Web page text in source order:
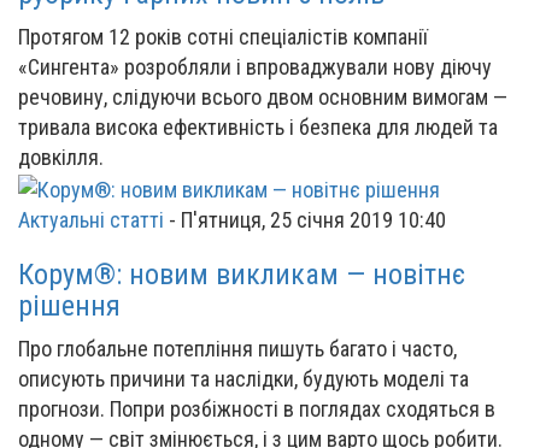
Протягом 12 років сотні спеціалістів компанії
«Сингента» розробляли і впроваджували нову діючу
речовину, слідуючи всього двом основним вимогам —
тривала висока ефективність і безпека для людей та
довкілля.
Актуальні статті - П'ятниця, 25 січня 2019 10:40
Корум®: новим викликам — новітнє
рішення
Про глобальне потепління пишуть багато і часто,
описують причини та наслідки, будують моделі та
прогнози. Попри розбіжності в поглядах сходяться в
одному — світ змінюється, і з цим варто щось робити.